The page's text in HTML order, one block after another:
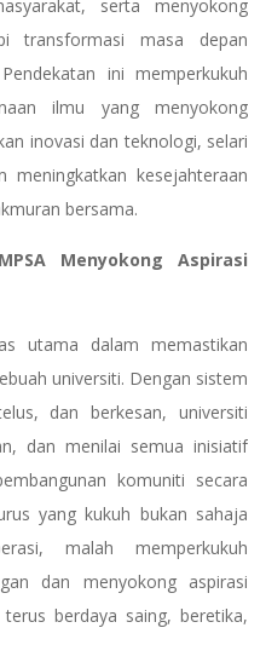
serta menyokong
transformasi masa depan
ini memperkukuh
ilmu yang menyokong
inovasi dan teknologi, selari
meningkatkan kesejahteraan
bersama.
Menyokong Aspirasi
utama dalam memastikan
universiti. Dengan sistem
dan berkesan, universiti
dan menilai semua inisiatif
komuniti secara
yang kukuh bukan sahaja
malah memperkukuh
dan menyokong aspirasi
berdaya saing, beretika,